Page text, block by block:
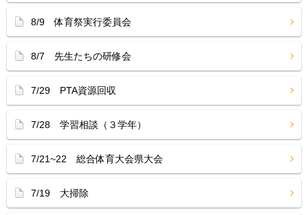
8/9 体育祭実行委員会
8/7 先生たちの研修会
7/29 PTA資源回収
7/28 学習相談（３学年）
7/21~22 総合体育大会県大会
7/19 大掃除